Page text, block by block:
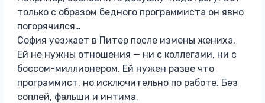
только с образом бедного программиста он явно
погорячился…
София уезжает в Питер после измены жениха.
Ей не нужны отношения — ни с коллегами, ни с
боссом-миллионером. Ей нужен разве что
программист, но исключительно по работе. Без
соплей, фальши и интима.